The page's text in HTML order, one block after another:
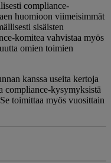
compliance-
huomioon viimeisimmät
sisäisten
komitea vahvistaa myös
omien toimien
kanssa useita kertoja
compliance-kysymyksistä
toimittaa myös vuosittain